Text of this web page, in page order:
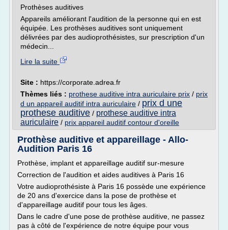
Prothèses auditives
Appareils améliorant l'audition de la personne qui en est
équipée. Les prothèses auditives sont uniquement
délivrées par des audioprothésistes, sur prescription d'un
médecin...
Lire la suite
Site : https://corporate.adrea.fr
Thèmes liés : prothese auditive intra auriculaire prix / prix
d un appareil auditif intra auriculaire / prix d une
prothese auditive / prothese auditive intra
auriculaire / prix appareil auditif contour d'oreille
Prothèse auditive et appareillage - Allo-
Audition Paris 16
Prothèse, implant et appareillage auditif sur-mesure
Correction de l'audition et aides auditives à Paris 16
Votre audioprothésiste à Paris 16 possède une expérience
de 20 ans d'exercice dans la pose de prothèse et
d'appareillage auditif pour tous les âges.
Dans le cadre d'une pose de prothèse auditive, ne passez
pas à côté de l'expérience de notre équipe pour vous